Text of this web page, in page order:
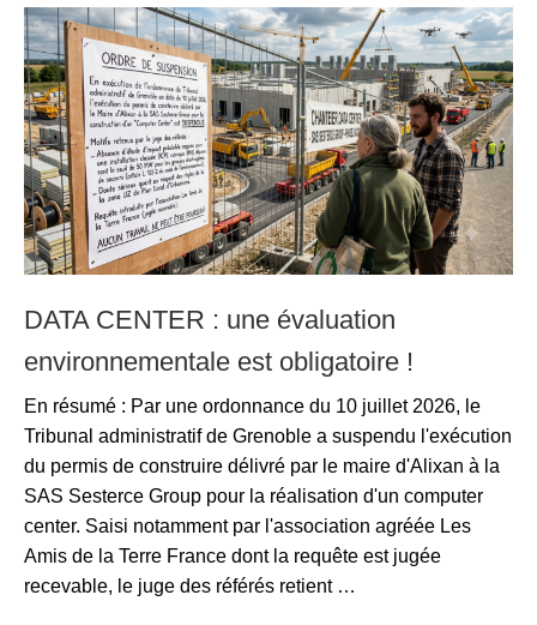
DATA CENTER : une évaluation
environnementale est obligatoire !
En résumé : Par une ordonnance du 10 juillet 2026, le
Tribunal administratif de Grenoble a suspendu l'exécution
du permis de construire délivré par le maire d'Alixan à la
SAS Sesterce Group pour la réalisation d'un computer
center. Saisi notamment par l'association agréée Les
Amis de la Terre France dont la requête est jugée
recevable, le juge des référés retient …